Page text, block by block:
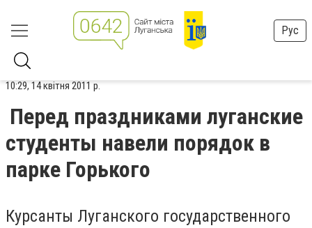
Рус
10:29, 14 квітня 2011 р.
Перед праздниками луганские
студенты навели порядок в
парке Горького
Курсанты Луганского государственного